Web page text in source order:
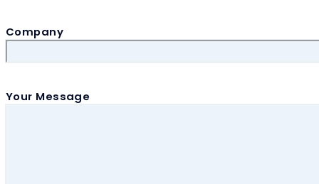
Company
Your Message